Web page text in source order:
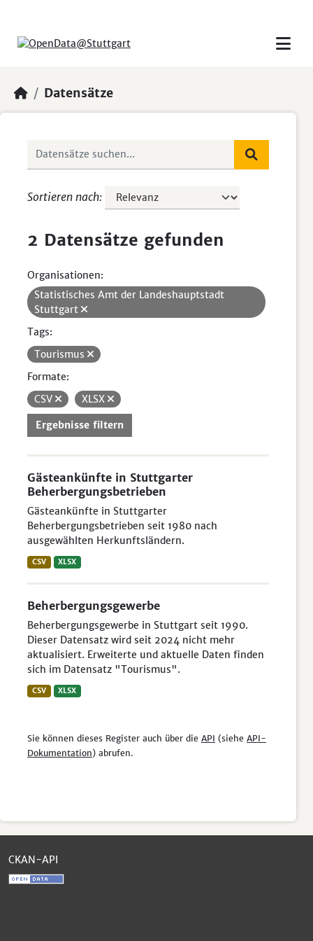
Datensätze
Sortieren nach
2 Datensätze gefunden
Organisationen:
Statistisches Amt der Landeshauptstadt
Stuttgart
Tags:
Tourismus
Formate:
CSV
XLSX
Ergebnisse filtern
Gästeankünfte in Stuttgarter
Beherbergungsbetrieben
Gästeankünfte in Stuttgarter
Beherbergungsbetrieben seit 1980 nach
ausgewählten Herkunftsländern.
CSV XLSX
Beherbergungsgewerbe
Beherbergungsgewerbe in Stuttgart seit 1990.
Dieser Datensatz wird seit 2024 nicht mehr
aktualisiert. Erweiterte und aktuelle Daten finden
sich im Datensatz "Tourismus".
CSV XLSX
Sie können dieses Register auch über die API (siehe API-
Dokumentation) abrufen.
CKAN-API